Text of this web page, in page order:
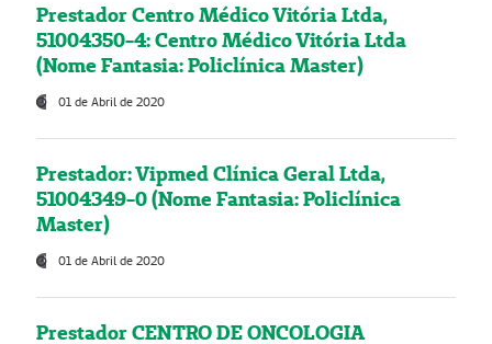
Prestador Centro Médico Vitória Ltda,
51004350-4: Centro Médico Vitória Ltda
(Nome Fantasia: Policlínica Master)
01 de Abril de 2020
Prestador: Vipmed Clínica Geral Ltda,
51004349-0 (Nome Fantasia: Policlínica
Master)
01 de Abril de 2020
Prestador CENTRO DE ONCOLOGIA